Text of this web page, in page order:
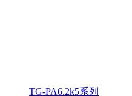
TG-PA6.2k5系列